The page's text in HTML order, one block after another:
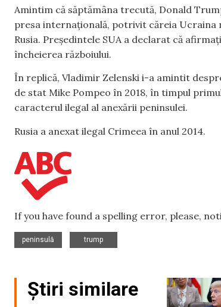
Amintim că săptămâna trecută, Donald
presa internațională, potrivit căreia Ucraina
Rusia. Președintele SUA a declarat că
încheierea războiului.
În replică, Vladimir Zelenski i-a amintit
de stat Mike Pompeo în 2018, în timpul
caracterul ilegal al anexării peninsulei.
Rusia a anexat ilegal Crimeea în anul 2014.
If you have found a spelling error, please,
peninsulă
trump
Știri similare